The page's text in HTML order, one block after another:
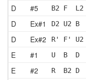
D #5 B2 F
D Ex#1 D2 U2
D Ex#2 R' F' U2
E #1 U  B  D
E #2 R  B2